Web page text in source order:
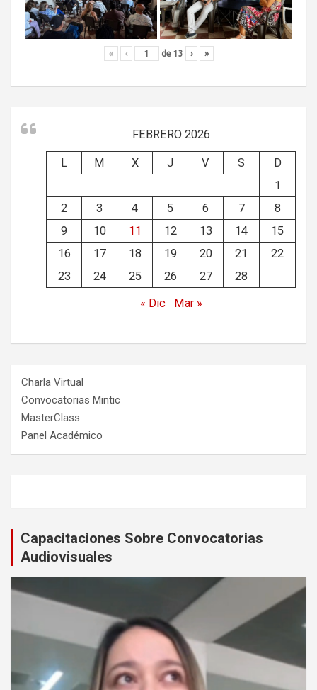
« ‹ de 13 › »
FEBRERO 2026
L M X J V S
D
1
2
3 4 5 6 7
8
9
10 11 12 13 14
15
16
17 18 19 20 21
22
23
24 25 26 27
28
« Dic
Mar »
Charla Virtual
Convocatorias Mintic
MasterClass
Panel Académico
Capacitaciones Sobre Convocatorias
Audiovisuales